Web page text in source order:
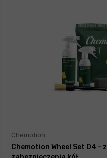
Chemotion
Chemotion Wheel Set 04 -